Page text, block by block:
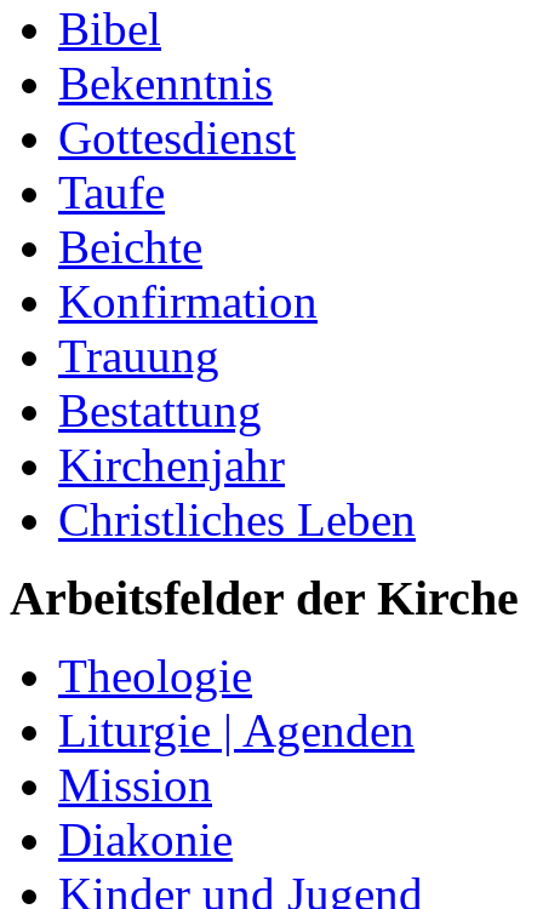
Bibel
Bekenntnis
Gottesdienst
Taufe
Beichte
Konfirmation
Trauung
Bestattung
Kirchenjahr
Christliches Leben
Arbeitsfelder der Kirche
Theologie
Liturgie | Agenden
Mission
Diakonie
Kinder und Jugend